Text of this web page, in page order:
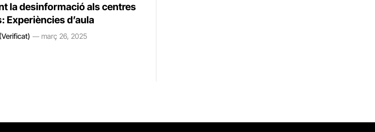
la desinformació als centres
Experiències d’aula
març 26, 2025